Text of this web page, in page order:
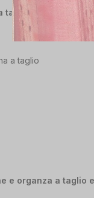
taglio per arredare
a taglio
e organza a taglio